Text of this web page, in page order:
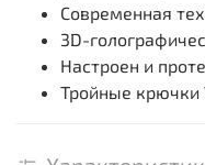
Современная
3D-
Настроен и
Тройные крючки